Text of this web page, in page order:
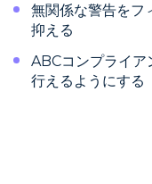
無関係な警告をフ
抑える
ABCコンプライア
行えるようにする